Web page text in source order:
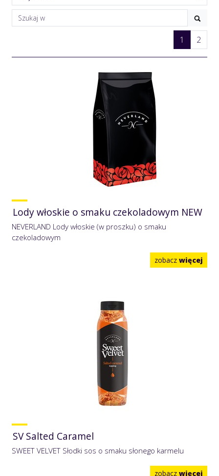
1 2
Lody włoskie o smaku czekoladowym NEW
NEVERLAND Lody włoskie (w proszku) o smaku
czekoladowym
zobacz więcej
SV Salted Caramel
SWEET VELVET Słodki sos o smaku słonego karmelu
zobacz więcej